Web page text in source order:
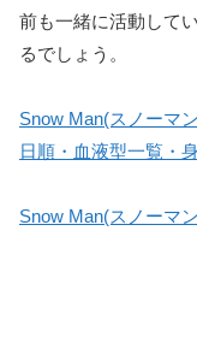
前も一緒に活動して
るでしょう。
Snow Man(スノーマ
日順・血液型一覧・
Snow Man(スノーマ